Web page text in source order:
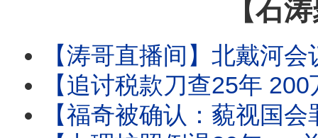
【石
【涛哥直播间】北戴河会议撞上“双蚀夹鬼月”！天津大爆炸日撞上“日
【追讨税款刀查25年 200万富豪鬼节噩梦！】境外使用微博
【福奇被确认：藐视国会罪成立！】参议院